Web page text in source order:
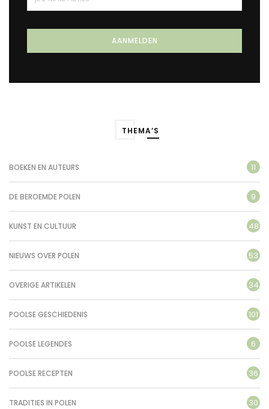
THEMA’S
BOEKEN EN AUTEURS 11
DE BEROEMDE POLEN 9
KUNST EN CULTUUR 48
NIEUWS OVER POLEN 53
OVERIGE ARTIKELEN 34
POOLSE GESCHIEDENIS 101
POOLSE LEGENDES 6
POOLSE RECEPTEN 36
TRADITIES IN POLEN 30